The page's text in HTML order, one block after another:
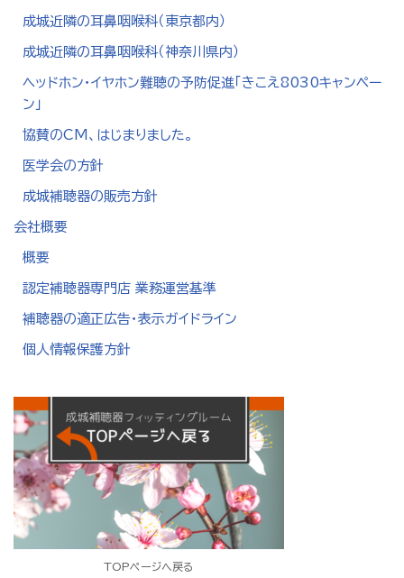
成城近隣の耳鼻咽喉科（東京都内）
成城近隣の耳鼻咽喉科（神奈川県内）
ヘッドホン・イヤホン難聴の予防促進「きこえ8030キャンペー
ン」
協賛のCM、はじまりました。
医学会の方針
成城補聴器の販売方針
会社概要
概要
認定補聴器専門店 業務運営基準
補聴器の適正広告・表示ガイドライン
個人情報保護方針
TOPページへ戻る